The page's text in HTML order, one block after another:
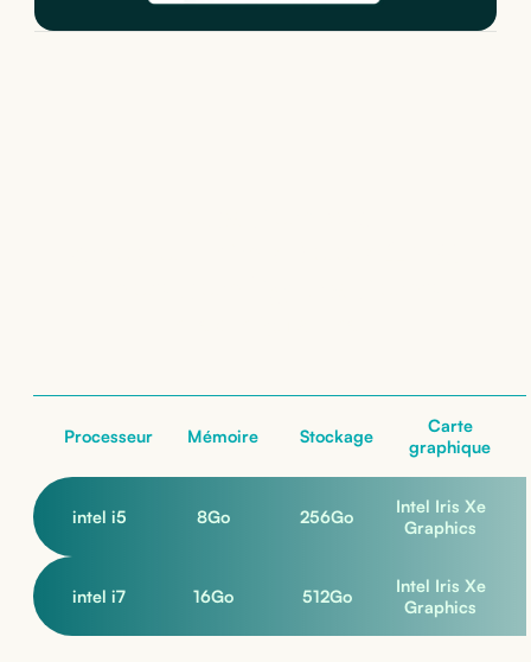
Processeur Mémoire Stockage
Carte
graphique
intel i5 8Go 256Go
Intel Iris Xe
Graphics
intel i7 16Go 512Go
Intel Iris Xe
Graphics